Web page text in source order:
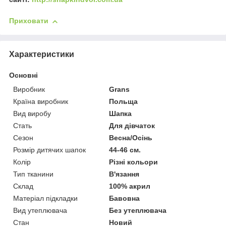
Приховати
Характеристики
Основні
Виробник
Grans
Країна виробник
Польща
Вид виробу
Шапка
Стать
Для дівчаток
Сезон
Весна/Осінь
Розмір дитячих шапок
44-46 см.
Колір
Різні кольори
Тип тканини
В'язання
Склад
100% акрил
Матеріал підкладки
Бавовна
Вид утеплювача
Без утеплювача
Стан
Новий